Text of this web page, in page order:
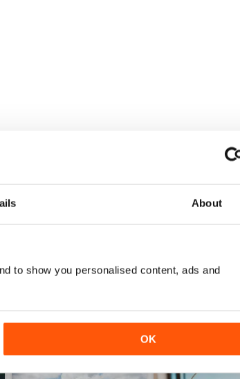
About
to show you personalised content, ads and
OK